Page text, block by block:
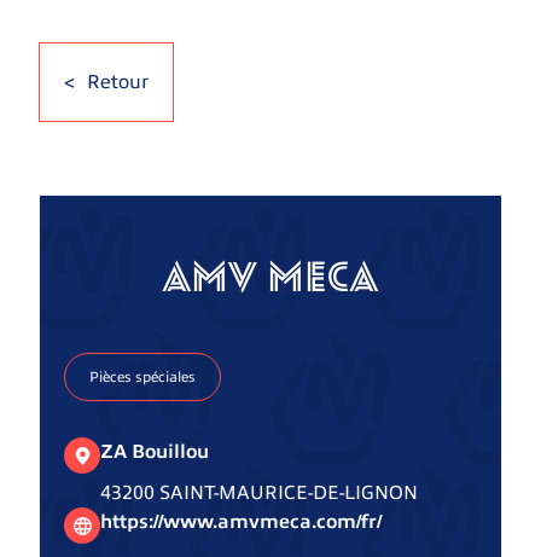
Retour
AMV MECA
Pièces spéciales
ZA Bouillou
43200 SAINT-MAURICE-DE-LIGNON
https://www.amvmeca.com/fr/